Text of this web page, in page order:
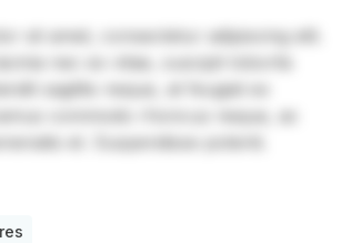
sit amet, consectetur adipiscing elit.
nec ex vitae, suscipit lobortis
sagittis neque, at feugiat ex
commodo rhoncus neque, ac
et. Suspendisse potenti.